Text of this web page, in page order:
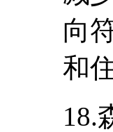
向
和
18.